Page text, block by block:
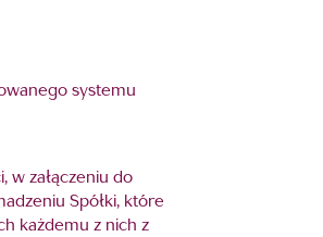
systemu
w załączeniu do
Spółki, które
każdemu z nich z